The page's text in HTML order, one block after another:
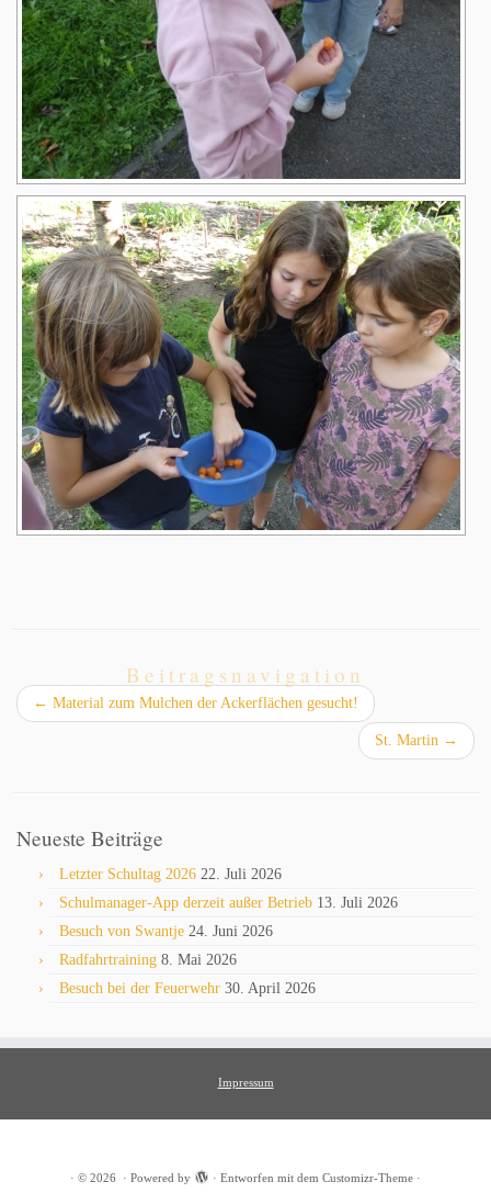
Beitragsnavigation
← Material zum Mulchen der Ackerflächen gesucht!
St. Martin →
Neueste Beiträge
Letzter Schultag 2026 22. Juli 2026
Schulmanager-App derzeit außer Betrieb 13. Juli 2026
Besuch von Swantje 24. Juni 2026
Radfahrtraining 8. Mai 2026
Besuch bei der Feuerwehr 30. April 2026
Impressum
· © 2026 · Powered by · Entworfen mit dem Customizr-Theme ·